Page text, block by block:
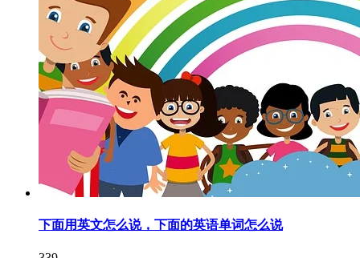
下面用英文怎么说，下面的英语单词怎么说